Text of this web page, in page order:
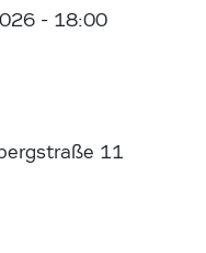
- 18:00
11